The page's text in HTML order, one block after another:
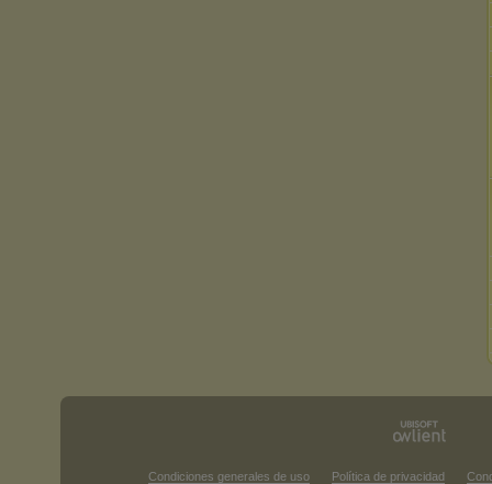
Condiciones generales de uso Política de privacidad